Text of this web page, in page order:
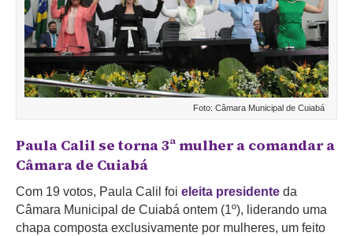
Foto: Câmara Municipal de Cuiabá
Paula Calil se torna 3ª mulher a comandar a
Câmara de Cuiabá
Com 19 votos, Paula Calil foi eleita presidente da
Câmara Municipal de Cuiabá ontem (1º), liderando uma
chapa composta exclusivamente por mulheres, um feito